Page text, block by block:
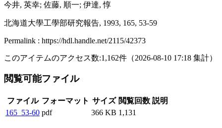
今井, 英幸; 佐藤, 順一; 伊達, 惇
北海道大學工學部研究報告, 1993, 165, 53-59
Permalink : https://hdl.handle.net/2115/42373
このアイテムのアクセス数:1,162件 （2026-08-10 17:18 集計）
閲覧可能ファイル
ファイル フォーマット サイズ 閲覧回数 説明
165_53-60 pdf 366 KB 1,131